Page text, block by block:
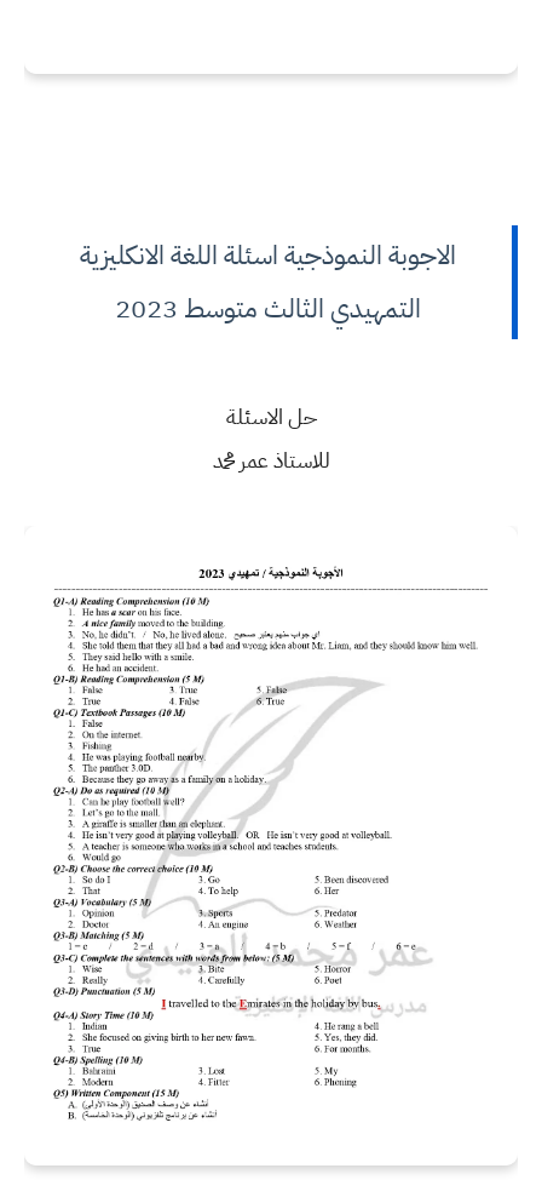
الاجوبة النموذجية اسئلة اللغة الانكليزية
التمهيدي الثالث متوسط 2023
حل الاسئلة
للاستاذ عمر محمد